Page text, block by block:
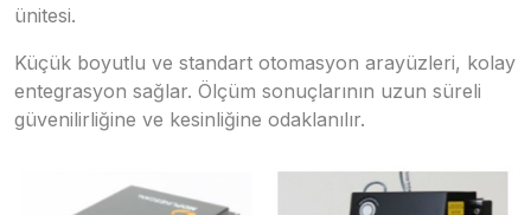
ünitesi.
Küçük boyutlu ve standart otomasyon arayüzleri, kolay
entegrasyon sağlar. Ölçüm sonuçlarının uzun süreli
güvenilirliğine ve kesinliğine odaklanılır.